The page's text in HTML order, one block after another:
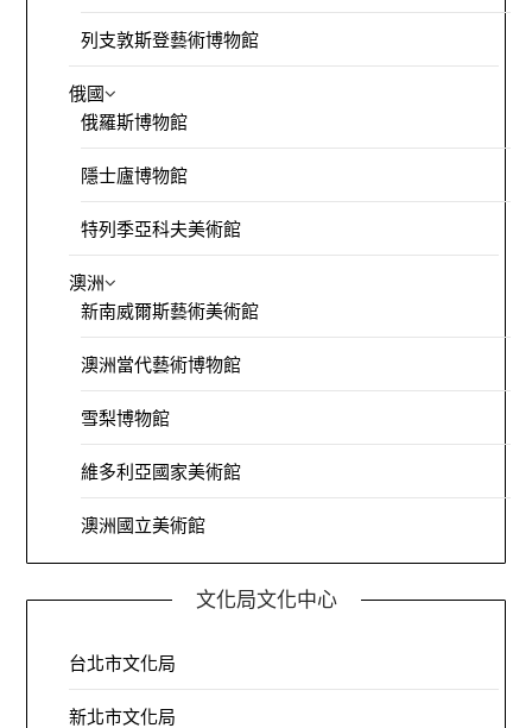
列支敦斯登藝術博物館
俄國
俄羅斯博物館
隱士廬博物館
特列季亞科夫美術館
澳洲
新南威爾斯藝術美術館
澳洲當代藝術博物館
雪梨博物館
維多利亞國家美術館
澳洲國立美術館
文化局文化中心
台北市文化局
新北市文化局